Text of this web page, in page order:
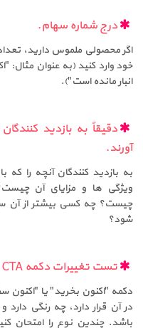
درج شماره سهام.
اگر محصولی ملموس دارید،
انبار مانده است").
دقیقاً به بازدید
آورند.
به بازدید کنندگان آنچه را که
ویژگی ها و مزایای آن
چیست؟ چه کسی بیشتر از آن
شود؟
تست تغییرات دکمه CTA
دکمه "اکنون بخرید" یا
در آن قرار دارد، چه رنگی
باشد. چندین نوع را امتحان